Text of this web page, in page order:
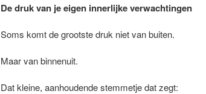
De druk van je eigen innerlijke verwachtingen
Soms komt de grootste druk niet van buiten.
Maar van binnenuit.
Dat kleine, aanhoudende stemmetje dat zegt: